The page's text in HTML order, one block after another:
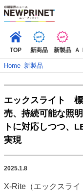
TOP 新商品 新製品 Ａ
TOP
新着記事
インタビュー
コレ
カテゴリー一覧
新商品 新製品 ＡＩ・
SDGs・地域
人事・移転・
Home–新製品
エックスライト
売、持続可能な照
トに対応しつつ、
実現
2025.1.8
X-Rite（エックスラ